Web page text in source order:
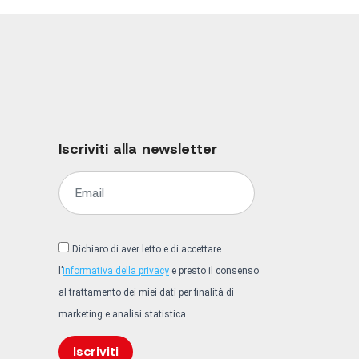
Iscriviti alla newsletter
Dichiaro di aver letto e di accettare
l’informativa della privacy e presto il consenso
al trattamento dei miei dati per finalità di
marketing e analisi statistica.
Iscriviti